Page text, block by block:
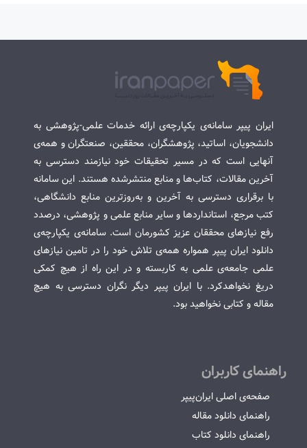
ایران پیپر سامانه‌ی یکپارچه‌ی ارائه خدمات علمی-پژوهشی به
دانشجویان، اساتید، پژوهشگران، محققین، صنعتگران و همه‌ی
آنهایی است که در مسیر تحقیقات خود نیازمند دسترسی به
آخرین مقالات، کتاب‌ها و منابع منتشرشده هستند. این سامانه
با برقراری دسترسی به آخرین و به‌روزترین منابع دانشگاهی،
کتب مرجع، استانداردها و سایر منابع علمی و پژوهشی، درصدد
رفع نیازهای محققان عزیز کشورمان است. سامانه‌ی یکپارچه‌ی
دانلود ایران پیپر همواره همه‌ی تلاش خود را در تامین نیازهای
علمی جامعه‌ی علمی به کاربسته و در این راه از هیچ کمکی
دریغ نخواهدکرد. با ایران پیپر دیگر نگران دسترسی به هیچ
مقاله و کتابی نخواهید بود.
راهنمای کاربران
صفحه‌ی اصلی ایران‌پیپر
راهنمای دانلود مقاله
راهنمای دانلود کتاب